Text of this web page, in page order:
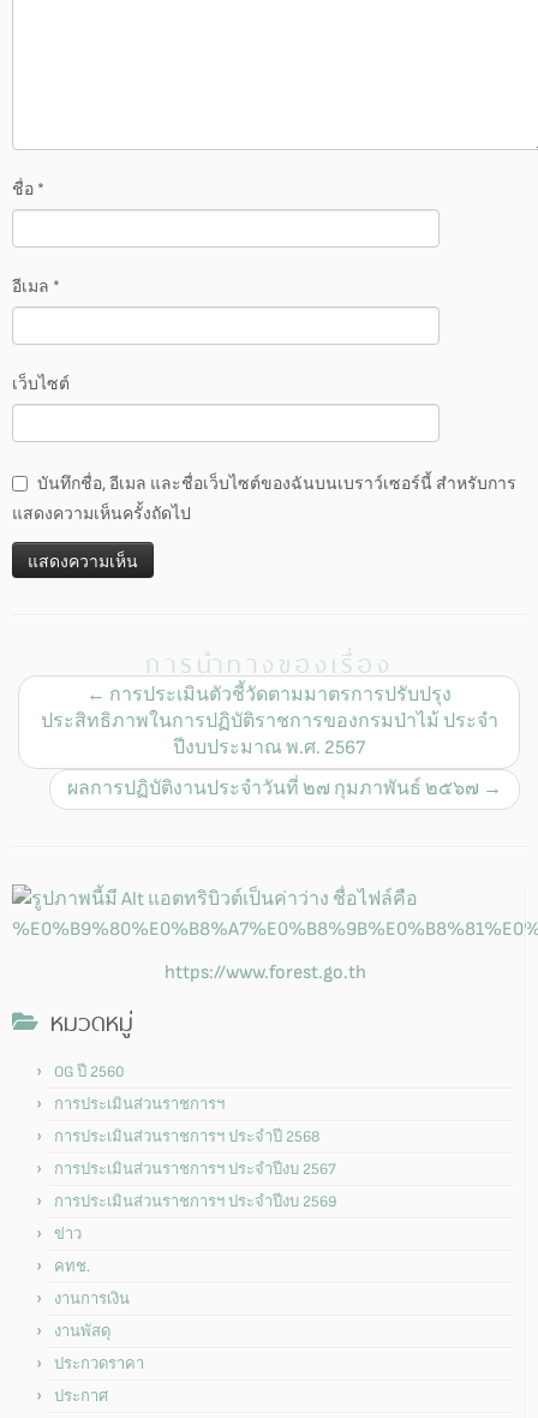
ชื่อ *
อีเมล *
เว็บไซต์
บันทึกชื่อ, อีเมล และชื่อเว็บไซต์ของฉันบนเบราว์เซอร์นี้ สำหรับการ
แสดงความเห็นครั้งถัดไป
การนำทางของเรื่อง
← การประเมินตัวชี้วัดตามมาตรการปรับปรุง
ประสิทธิภาพในการปฏิบัติราชการของกรมป่าไม้ ประจำ
ปีงบประมาณ พ.ศ. 2567
ผลการปฏิบัติงานประจำวันที่ ๒๗ กุมภาพันธ์ ๒๕๖๗ →
https://www.forest.go.th
หมวดหมู่
OG ปี 2560
การประเมินส่วนราชการฯ
การประเมินส่วนราชการฯ ประจำปี 2568
การประเมินส่วนราชการฯ ประจำปีงบ 2567
การประเมินส่วนราชการฯ ประจำปีงบ 2569
ข่าว
คทช.
งานการเงิน
งานพัสดุ
ประกวดราคา
ประกาศ